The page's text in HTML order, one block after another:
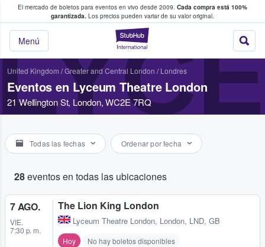
El mercado de boletos para eventos en vivo desde 2009. Cada compra está 100%
garantizada. Los precios pueden variar de su valor original.
StubHub: donde
Menú
fans compran y venden boletos
United Kingdom /Greater and Central London / Londres
Eventos en Lyceum Theatre London
21 Wellington St, London, WC2E 7RQ
Todas las fechas Ordenar por fecha
28eventos en todas las ubicaciones
7 AGO.
VIE.
7:30 p. m.
The Lion King London
Lyceum Theatre London, London, LND, GB
Hoy No hay boletos disponibles